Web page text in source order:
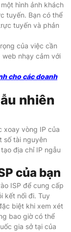
hình ảnh khách
tuyến. Bạn có thể
tuyến và phản
của việc cần
nhạy cảm với
cho các doanh
nhiên
xoay vòng IP của
số tài nguyên
địa chỉ IP ngẫu
của bạn
ISP để cung cấp
kết nối đi. Tuy
biệt khi xem xét
bao giờ có thể
gia sở tại của